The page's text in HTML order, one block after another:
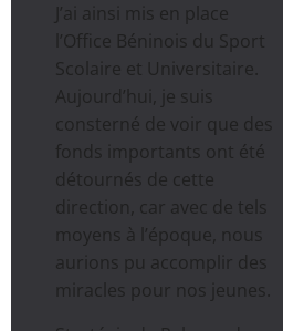
J’ai ainsi mis en place
l’Office Béninois du Sport
Scolaire et Universitaire.
Aujourd’hui, je suis
consterné de voir que des
fonds importants ont été
détournés de cette
direction, car avec de tels
moyens à l’époque, nous
aurions pu accomplir des
miracles pour nos jeunes.